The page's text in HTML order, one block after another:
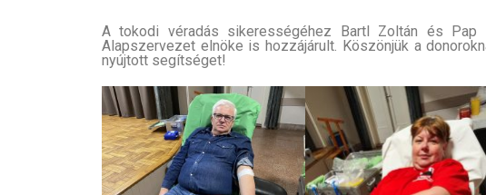
A tokodi véradás sikerességéhez Bartl Zoltán és Pap
Alapszervezet elnöke is hozzájárult. Köszönjük a
nyújtott segítséget!